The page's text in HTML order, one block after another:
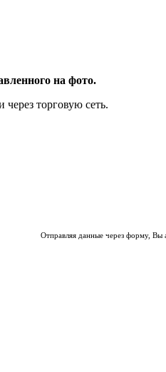
на фото.
торговую сеть.
Отправляя данные через форму, Вы